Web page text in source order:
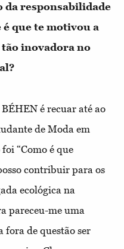
da responsabilidade
é que te motivou a
inovadora no
é recuar até ao
de Moda em
“Como é que
contribuir para os
ecológica na
pareceu-me uma
fora de questão ser